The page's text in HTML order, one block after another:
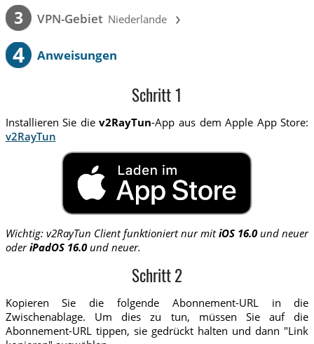
3 VPN-Gebiet Niederlande ›
4 Anweisungen
Schritt 1
Installieren Sie diev2RayTun-App aus dem Apple App Store:
v2RayTun
Wichtig: v2RayTun Client funktioniert nur mitiOS 16.0und neuer
oderiPadOS 16.0und neuer.
Schritt 2
Kopieren Sie die folgende Abonnement-URL in die
Zwischenablage. Um dies zu tun, müssen Sie auf die
Abonnement-URL tippen, sie gedrückt halten und dann "Link